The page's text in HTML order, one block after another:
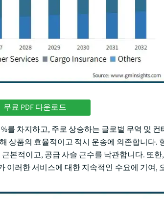
무료 PDF 다운로드
를 차지하고, 주로 상승하는 글로벌 무역 및
상품의 효율적이고 적시 운송에 의존합니다.
본적이고, 공급 사슬 근수를 낙관합니다. 또한
이러한 서비스에 대한 지속적인 수요에 기여,